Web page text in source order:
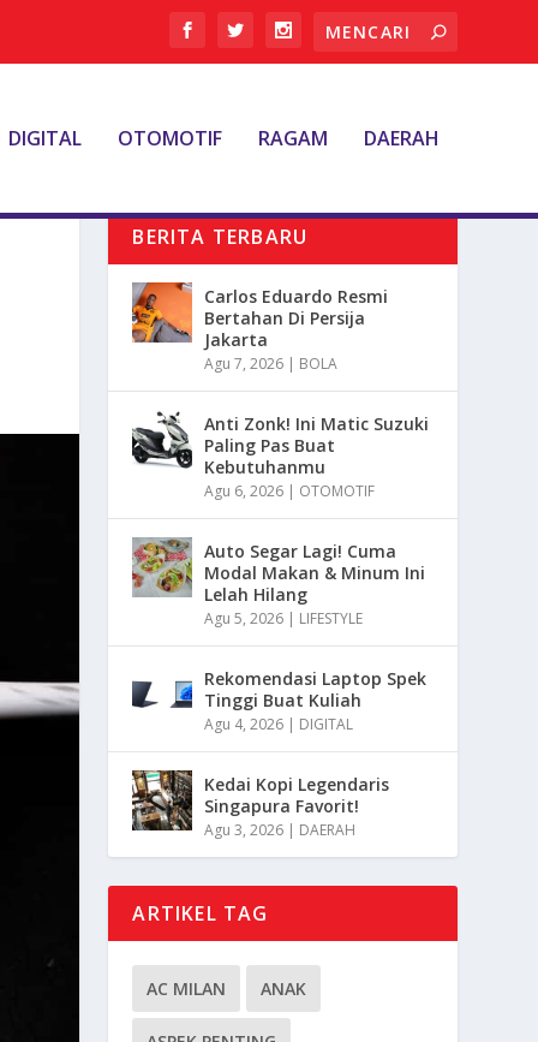
DIGITAL OTOMOTIF RAGAM DAERAH
BERITA TERBARU
Carlos Eduardo Resmi
Bertahan Di Persija
Jakarta
Agu 7, 2026 | BOLA
Anti Zonk! Ini Matic Suzuki
Paling Pas Buat
Kebutuhanmu
Agu 6, 2026 | OTOMOTIF
Auto Segar Lagi! Cuma
Modal Makan & Minum Ini
Lelah Hilang
Agu 5, 2026 | LIFESTYLE
Rekomendasi Laptop Spek
Tinggi Buat Kuliah
Agu 4, 2026 | DIGITAL
Kedai Kopi Legendaris
Singapura Favorit!
Agu 3, 2026 | DAERAH
ARTIKEL TAG
AC MILAN ANAK